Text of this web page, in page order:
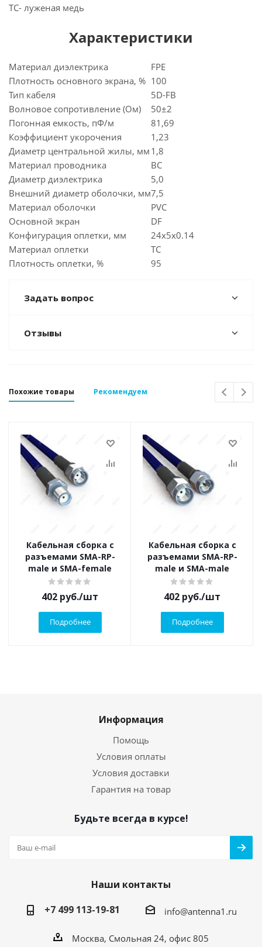
TC- луженая медь
Характеристики
Материал диэлектрика
FPE
Плотность основного экрана, % 100
Тип кабеля
5D-FB
Волновое сопротивление (Ом)
50±2
Погонная емкость, пФ/м
81,69
Коэффициент укорочения
1,23
Диаметр центральной жилы, мм 1,8
Материал проводника
ВС
Диаметр диэлектрика
5,0
Внешний диаметр оболочки, мм7,5
Материал оболочки
PVC
Основной экран
DF
Конфигурация оплетки, мм
24x5x0.14
Материал оплетки
TC
Плотность оплетки, %
95
Задать вопрос
Отзывы
Похожие товары Рекомендуем
Кабельная сборка с
разъемами SMA-RP-
male и SMA-female
402 руб./шт
Подробнее
Кабельная сборка с
разъемами SMA-RP-
male и SMA-male
402 руб./шт
Подробнее
Информация
Помощь
Условия оплаты
Условия доставки
Гарантия на товар
Будьте всегда в курсе!
Наши контакты
+7 499 113-19-81
info@antenna1.ru
Москва, Смольная 24, офис 805